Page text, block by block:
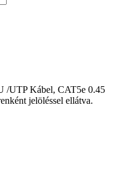
/UTP Kábel, CAT5e 0.45
jelöléssel ellátva.